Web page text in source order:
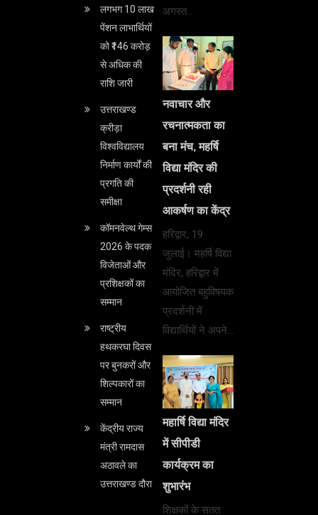
लगभग 10 लाख
पेंशन लाभार्थियों
को ₹146 करोड़
से अधिक की
राशि जारी
उत्तराखण्ड
क्रीड़ा
विश्वविद्यालय
निर्माण कार्यों की
प्रगति की
समीक्षा
कॉमनवेल्थ गेम्स
2026 के पदक
विजेताओं और
प्रशिक्षकों का
सम्मान
राष्ट्रीय
हथकरघा दिवस
पर बुनकरों और
शिल्पकारों का
सम्मान
केंद्रीय राज्य
मंत्री रामदास
अठावले का
उत्तराखण्ड दौरा
अगस्त…
नवाचार और
रचनात्मकता का
बना मंच, महर्षि
विद्या मंदिर की
प्रदर्शनी रही
आकर्षण का केंद्र
हरिद्वार, 19
जुलाई। महर्षि विद्या
मंदिर, हरिद्वार में
आयोजित बहुविषयक
प्रदर्शनी में
विद्यार्थियों ने अपने…
महार्षि विद्या मंदिर
में सीपीडी
कार्यक्रम का
शुभारंभ
शिक्षकों के सतत